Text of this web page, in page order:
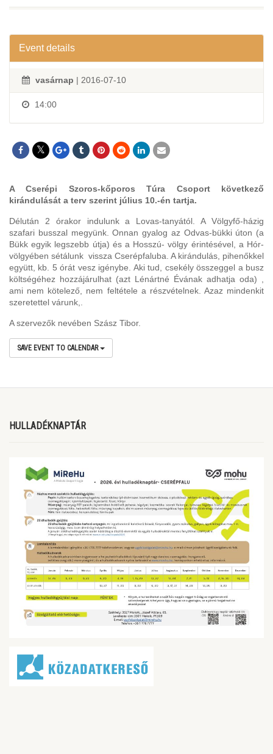
Event details
vasárnap | 2016-07-10
14:00
A Cserépi Szoros-kőporos Túra Csoport következő
kirándulását a terv szerint július 10.-én tartja.
Délután 2 órakor indulunk a Lovas-tanyától. A Völgyfő-házig
szafari busszal megyünk. Onnan gyalog az Odvas-bükki úton (a
Bükk egyik legszebb útja) és a Hosszú- völgy érintésével, a Hór-
völgyében sétálunk vissza Cserépfaluba. A kirándulás, pihenőkkel
együtt, kb. 5 órát vesz igénybe. Aki tud, csekély összeggel a busz
költségéhez hozzájárulhat (azt Lénártné Évának adhatja oda) ,
ami nem kötelező, nem feltétele a részvételnek. Azaz mindenkit
szeretettel várunk,.
A szervezők nevében Szász Tibor.
SAVE EVENT TO CALENDAR
HULLADÉKNAPTÁR